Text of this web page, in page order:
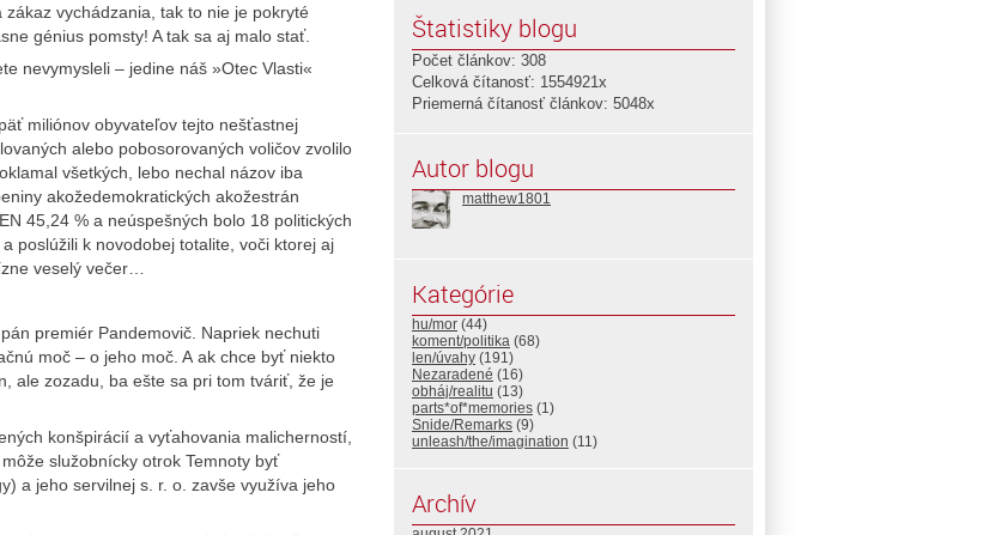
vychádzania, tak to nie je pokryté
génius pomsty! A tak sa aj malo stať.
nevymysleli – jedine náš »Otec Vlasti«
miliónov obyvateľov tejto nešťastnej
alebo pobosorovaných voličov zvolilo
všetkých, lebo nechal názov iba
akožedemokratických akožestrán
45,24 % a neúspešných bolo 18 politických
poslúžili k novodobej totalite, voči ktorej aj
veselý večer…
premiér Pandemovič. Napriek nechuti
moč – o jeho moč. A ak chce byť niekto
ale zozadu, ba ešte sa pri tom tváriť, že je
konšpirácií a vyťahovania malicherností,
služobnícky otrok Temnoty byť
a jeho servilnej s. r. o. zavše využíva jeho
Štatistiky blogu
Počet článkov: 308
Celková čítanosť: 1554921x
Priemerná čítanosť článkov: 5048x
Autor blogu
matthew1801
Kategórie
hu/mor (44)
koment/politika (68)
len/úvahy (191)
Nezaradené (16)
obháj/realitu (13)
parts*of*memories (1)
Snide/Remarks (9)
unleash/the/imagination (11)
Archív